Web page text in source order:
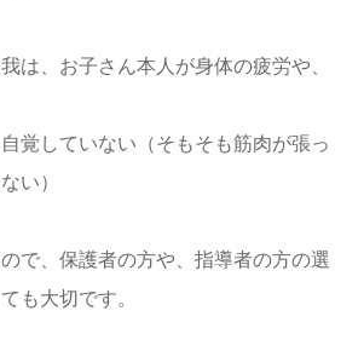
は、お子さん本人が身体の疲労や、
覚していない（そもそも筋肉が張っ
い）
で、保護者の方や、指導者の方の選
も大切です。